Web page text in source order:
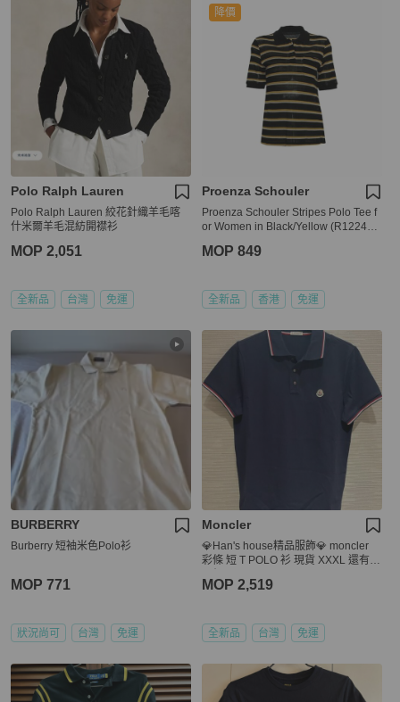
Polo Ralph Lauren
Polo Ralph Lauren 絞花針織羊毛喀
什米爾羊毛混紡開襟衫
MOP 2,051
全新品 台灣 免運
降價
Proenza Schouler
Proenza Schouler Stripes Polo Tee f
or Women in Black/Yellow (R122415
MOP 849
全新品 香港 免運
BURBERRY
Burberry 短袖米色Polo衫
MOP 771
狀況尚可 台灣 免運
Moncler
💎Han's house精品服飾💎 moncler
彩條 短 T POLO 衫 現貨 XXXL 還有
MOP 2,519
全新品 台灣 免運